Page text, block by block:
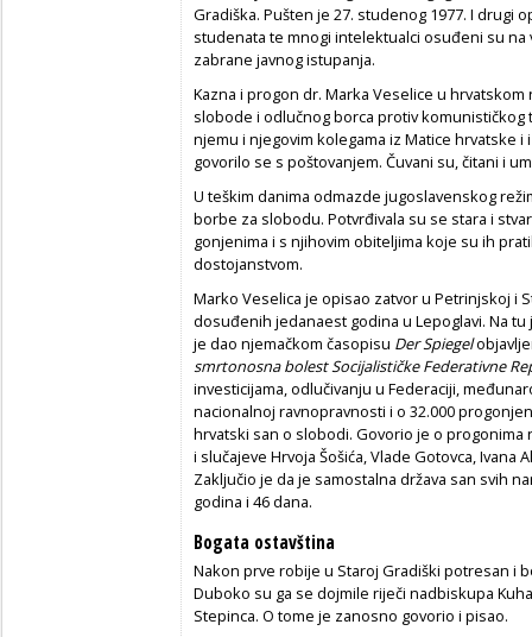
Gradiška. Pušten je 27. studenog 1977. I drugi
studenata te mnogi intelektualci osuđeni su
zabrane javnog istupanja.
Kazna i progon dr. Marka Veselice u
slobode i odlučnog borca protiv
njemu i njegovim kolegama iz Matice hrvatske
govorilo se s poštovanjem. Čuvani su, čitani i
U teškim danima odmazde jugoslavenskog
borbe za slobodu. Potvrđivala su se stara i
gonjenima i s njihovim obiteljima koje su ih
dostojanstvom.
Marko Veselica je opisao zatvor u Petrinjskoj i
dosuđenih jedanaest godina u Lepoglavi. Na
je dao njemačkom časopisu Der Spiegel
smrtonosna bolest Socijalističke Federativne
investicijama, odlučivanju u Federaciji,
nacionalnoj ravnopravnosti i o 32.000
hrvatski san o slobodi. Govorio je o
i slučajeve Hrvoja Šošića, Vlade Gotovca, Ivana
Zaključio je da je samostalna država san svih
godina i 46 dana.
Bogata ostavština
Nakon prve robije u Staroj Gradiški potresan i
Duboko su ga se dojmile riječi nadbiskupa
Stepinca. O tome je zanosno govorio i pisao.